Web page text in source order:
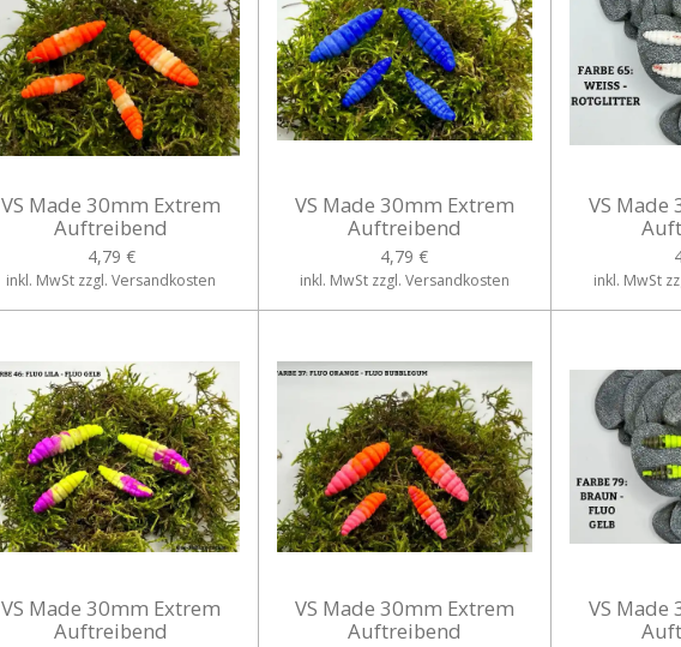
VS Made 30mm Extrem
Auftreibend
4,79 €
inkl. MwSt zzgl. Versandkosten
VS Made 30mm Extrem
Auftreibend
4,79 €
inkl. MwSt zzgl. Versandkosten
VS Made
inkl. MwSt
VS Made 30mm Extrem
Auftreibend
VS Made 30mm Extrem
Auftreibend
VS Made